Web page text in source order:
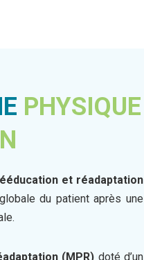
PHYSIQUE
et réadaptation
du patient après une
(MPR) doté d’un